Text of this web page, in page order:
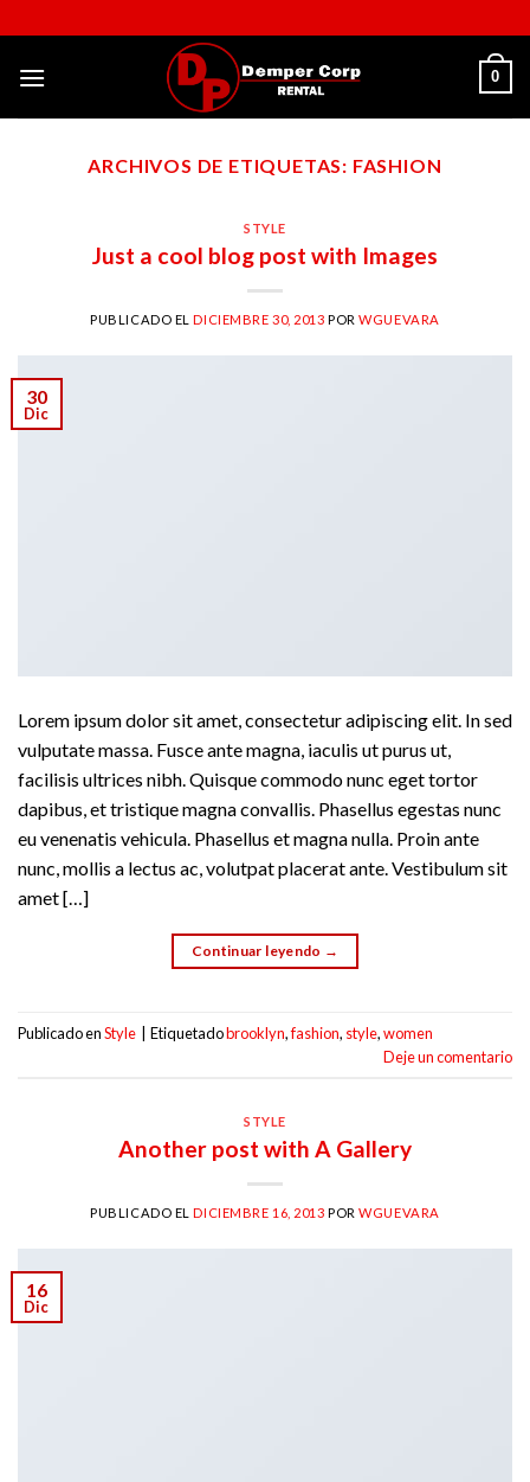
to
content
0
ARCHIVOS DE ETIQUETAS: FASHION
STYLE
Just a cool blog post with Images
PUBLICADO ELDICIEMBRE 30, 2013 PORWGUEVARA
30
Dic
Lorem ipsum dolor sit amet, consectetur adipiscing elit. In sed
vulputate massa. Fusce ante magna, iaculis ut purus ut,
facilisis ultrices nibh. Quisque commodo nunc eget tortor
dapibus, et tristique magna convallis. Phasellus egestas nunc
eu venenatis vehicula. Phasellus et magna nulla. Proin ante
nunc, mollis a lectus ac, volutpat placerat ante. Vestibulum sit
amet […]
Continuar leyendo →
Publicado enStyle Etiquetadobrooklyn,fashion, style,women
Deje un comentario
STYLE
Another post with A Gallery
PUBLICADO ELDICIEMBRE 16, 2013 PORWGUEVARA
16
Dic